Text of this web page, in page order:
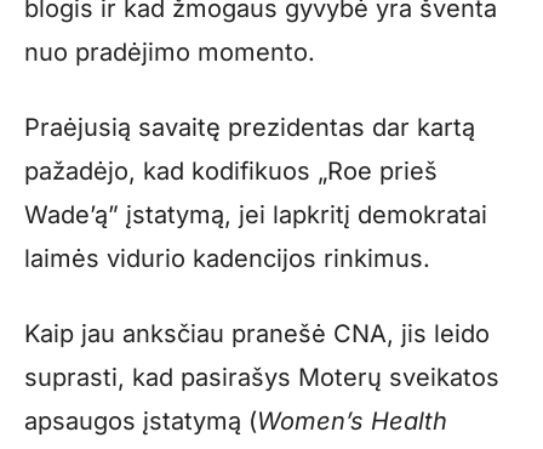
blogis ir kad žmogaus gyvybė yra šventa
nuo pradėjimo momento.
Praėjusią savaitę prezidentas dar kartą
pažadėjo, kad kodifikuos „Roe prieš
Wade’ą” įstatymą, jei lapkritį demokratai
laimės vidurio kadencijos rinkimus.
Kaip jau anksčiau pranešė CNA, jis leido
suprasti, kad pasirašys Moterų sveikatos
apsaugos įstatymą (Women’s Health